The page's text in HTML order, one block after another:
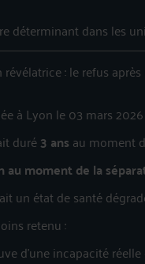
déterminant dans les
: le refus
à Lyon le 03 mars
duré3 ans au moment
au moment de la
un état de santé
retenu :
d’une incapacité